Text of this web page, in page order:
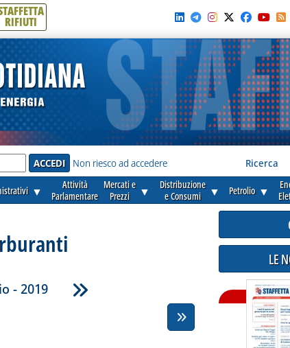
RIFIUTI
Non riesco ad accedere Ricerca
▼
Attività
Parlamentare
Mercati e
Prezzi
▼
Distribuzione
e Consumi
▼ Petrolio ▼
- 2019
LE